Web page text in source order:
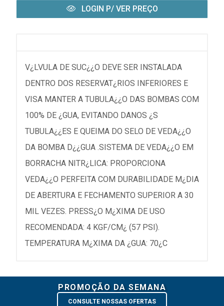
LOGIN P/ VER PREÇO
V¿LVULA DE SUC¿¿O DEVE SER INSTALADA
DENTRO DOS RESERVAT¿RIOS INFERIORES E
VISA MANTER A TUBULA¿¿O DAS BOMBAS COM
100% DE ¿GUA, EVITANDO DANOS ¿S
TUBULA¿¿ES E QUEIMA DO SELO DE VEDA¿¿O
DA BOMBA D¿¿GUA .SISTEMA DE VEDA¿¿O EM
BORRACHA NITR¿LICA: PROPORCIONA
VEDA¿¿O PERFEITA COM DURABILIDADE M¿DIA
DE ABERTURA E FECHAMENTO SUPERIOR A 30
MIL VEZES. PRESS¿O M¿XIMA DE USO
RECOMENDADA: 4 KGF/CM¿ (57 PSI).
TEMPERATURA M¿XIMA DA ¿GUA: 70¿C
PROMOÇÃO DA SEMANA
CONSULTE NOSSAS OFERTAS